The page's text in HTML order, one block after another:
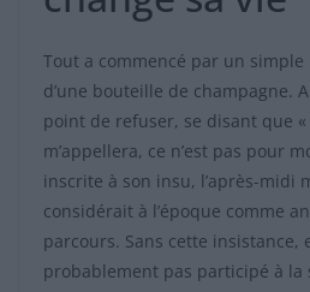
Tout a commencé par un
d’une bouteille de champagne.
point de refuser, se disant que
m’appellera, ce n’est pas pour
inscrite à son insu, l’après-midi
considérait à l’époque comme
parcours. Sans cette insistance,
probablement pas participé à la